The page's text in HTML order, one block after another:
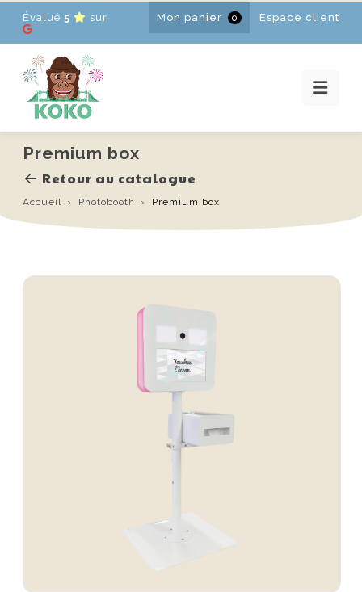
Évalué 5 sur Mon panier 0 Espace client
Premium box
Retour au catalogue
Accueil Photobooth Premium box
ACCUEIL
LOCATIONS
PROMOTIONS
ACTUALITÉS
CONTACT
FR-EN-NL